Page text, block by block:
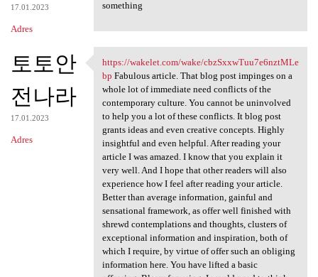
17.01.2023
Adres
something
토토안
전나라
17.01.2023
Adres
https://wakelet.com/wake
https://wakelet.com/wake/cbzSxxwTuu7e6nztMLe
bp Fabulous article. That blog post impinges on a
whole lot of immediate need conflicts of the
contemporary culture. You cannot be uninvolved
to help you a lot of these conflicts. It blog post
grants ideas and even creative concepts. Highly
insightful and even helpful. After reading your
article I was amazed. I know that you explain it
very well. And I hope that other readers will also
experience how I feel after reading your article.
Better than average information, gainful and
sensational framework, as offer well finished with
shrewd contemplations and thoughts, clusters of
exceptional information and inspiration, both of
which I require, by virtue of offer such an obliging
information here. You have lifted a basic